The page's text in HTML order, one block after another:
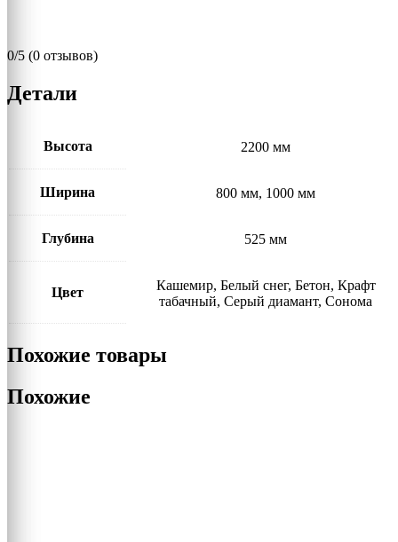
0/5 (0 отзывов)
Детали
Высота 2200 мм
Ширина 800 мм, 1000 мм
Глубина 525 мм
Цвет
Кашемир, Белый снег, Бетон, Крафт
табачный, Серый диамант, Сонома
Похожие товары
Похожие